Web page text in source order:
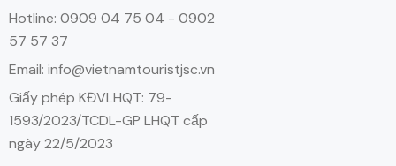
Hotline: 0909 04 75 04 - 0902
57 57 37
Email: info@vietnamtouristjsc.vn
Giấy phép KĐVLHQT: 79-
1593/2023/TCDL-GP LHQT cấp
ngày 22/5/2023